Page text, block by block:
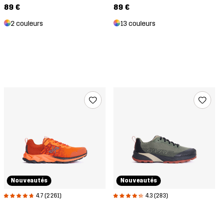
89 €
2 couleurs
89 €
13 couleurs
Nouveautés
4.7 (2 261)
Nouveautés
4.3 (283)